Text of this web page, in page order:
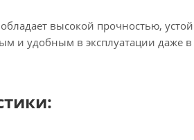
высокой прочностью,
и удобным в эксплуатации